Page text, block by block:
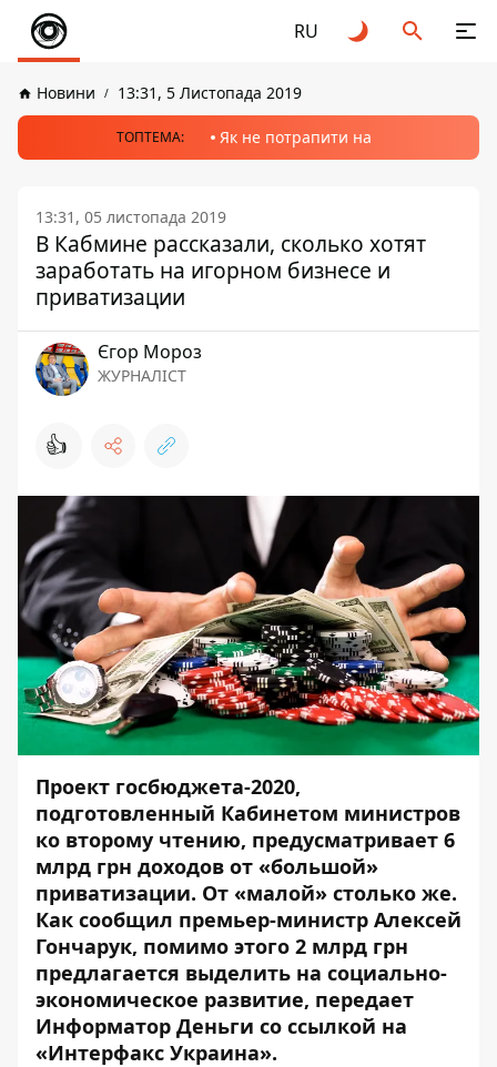
RU
Новини 13:31, 5 Листопада 2019
ТОПТЕМА: Як не потрапити на
13:31, 05 листопада 2019
В Кабмине рассказали, сколько хотят
заработать на игорном бизнесе и
приватизации
Єгор Мороз
ЖУРНАЛІСТ
👍
Проект госбюджета-2020,
подготовленный Кабинетом министров
ко второму чтению, предусматривает 6
млрд грн доходов от «большой»
приватизации. От «малой» столько же.
Как сообщил премьер-министр Алексей
Гончарук, помимо этого 2 млрд грн
предлагается выделить на социально-
экономическое развитие, передает
Информатор Деньги со ссылкой на
«Интерфакс Украина».